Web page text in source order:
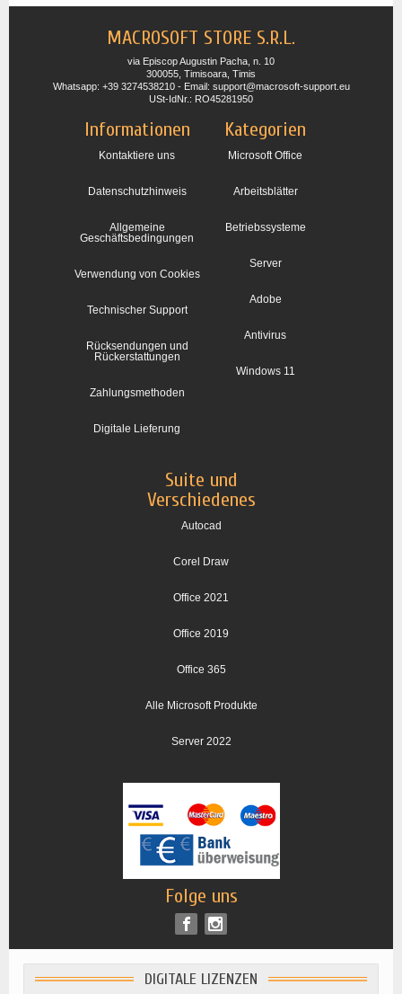
MACROSOFT STORE S.R.L.
via Episcop Augustin Pacha, n. 10
300055, Timisoara, Timis
Whatsapp: +39 3274538210 - Email: support@macrosoft-support.eu
USt-IdNr.: RO45281950
Informationen
Kontaktiere uns
Datenschutzhinweis
Allgemeine
Geschäftsbedingungen
Verwendung von Cookies
Technischer Support
Rücksendungen und
Rückerstattungen
Zahlungsmethoden
Digitale Lieferung
Kategorien
Microsoft Office
Arbeitsblätter
Betriebssysteme
Server
Adobe
Antivirus
Windows 11
Suite und
Verschiedenes
Autocad
Corel Draw
Office 2021
Office 2019
Office 365
Alle Microsoft Produkte
Server 2022
Folge uns
DIGITALE LIZENZEN